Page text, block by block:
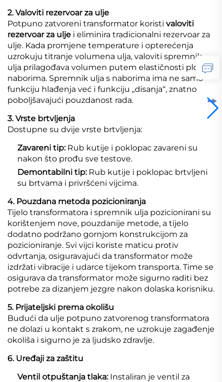
2. Valoviti rezervoar za ulje
Potpuno zatvoreni transformator koristi valoviti
rezervoar za ulje i eliminira tradicionalni rezervoar za
ulje. Kada promjene temperature i opterećenja
uzrokuju titranje volumena ulja, valoviti spremnik
ulja prilagođava volumen putem elastičnosti ploča s
naborima. Spremnik ulja s naborima ima ne samo
funkciju hlađenja već i funkciju „disanja“, znatno
poboljšavajući pouzdanost rada.
3. Vrste brtvljenja
Dostupne su dvije vrste brtvljenja:
Zavareni tip: Rub kutije i poklopac zavareni su
nakon što prođu sve testove.
Demontabilni tip: Rub kutije i poklopac brtvljeni
su brtvama i privršćeni vijcima.
4. Pouzdana metoda pozicioniranja
Tijelo transformatora i spremnik ulja pozicionirani su
korištenjem nove, pouzdanije metode, a tijelo
dodatno podržano gornjom konstrukcijom za
pozicioniranje. Svi vijci koriste maticu protiv
odvrtanja, osiguravajući da transformator može
izdržati vibracije i udarce tijekom transporta. Time se
osigurava da transformator može sigurno raditi bez
potrebe za dizanjem jezgre nakon dolaska korisniku.
5. Prijateljski prema okolišu
Budući da ulje potpuno zatvorenog transformatora
ne dolazi u kontakt s zrakom, ne uzrokuje zagađenje
okoliša i sigurno je za ljudsko zdravlje.
6. Uređaji za zaštitu
Ventil otpuštanja tlaka: Instaliran je ventil za